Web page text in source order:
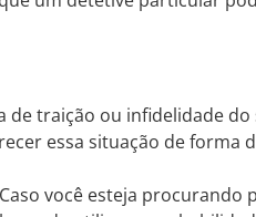
de traição ou infidelidade
essa situação de forma
Caso você esteja procurando